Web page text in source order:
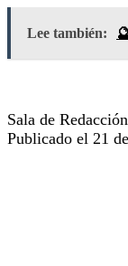
Lee también:
Sala de
Publicado el 21